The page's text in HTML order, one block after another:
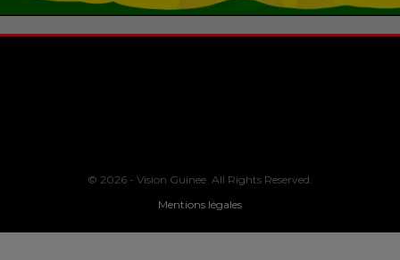
© 2026 - Vision Guinee. All Rights Reserved.
Mentions légales